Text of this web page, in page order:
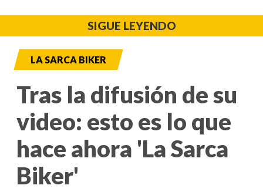
SIGUE LEYENDO
LA SARCA BIKER
Tras la difusión de su
video: esto es lo que
hace ahora 'La Sarca
Biker'